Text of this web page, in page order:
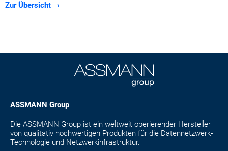
Zur Übersicht ›
ASSMANN Group
Die ASSMANN Group ist ein weltweit operierender Hersteller
von qualitativ hochwertigen Produkten für die Datennetzwerk-
Technologie und Netzwerkinfrastruktur.